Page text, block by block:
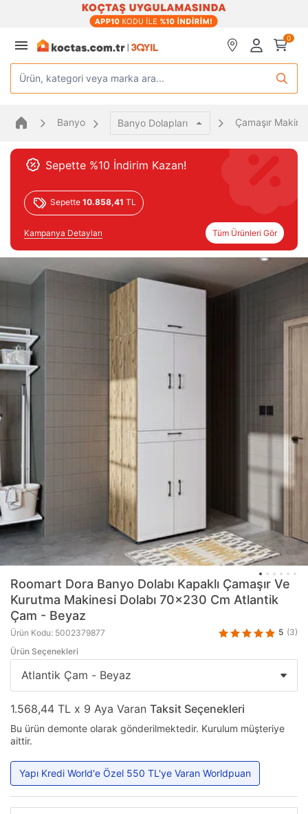
0
Ürün, kategori veya marka ara...
Banyo Banyo Dolapları Çamaşır
Sepette %10 İndirim Kazan!
Sepette 10.858,41 TL
Kampanya Detayları Tüm Ürünleri Gör
Roomart Dora Banyo Dolabı Kapaklı Çamaşır Ve
Kurutma Makinesi Dolabı 70x230 Cm Atlantik
Çam - Beyaz
Ürün Kodu: 5002379877 5 (3)
Ürün Seçenekleri
1.568,44 TL x 9 Aya Varan Taksit Seçenekleri
Bu ürün demonte olarak gönderilmektedir. Kurulum müşteriye
aittir.
Yapı Kredi World'e Özel 550 TL'ye Varan Worldpuan